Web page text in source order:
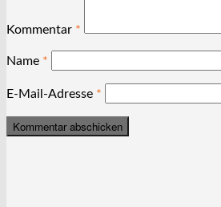
Kommentar *
Name *
E-Mail-Adresse *